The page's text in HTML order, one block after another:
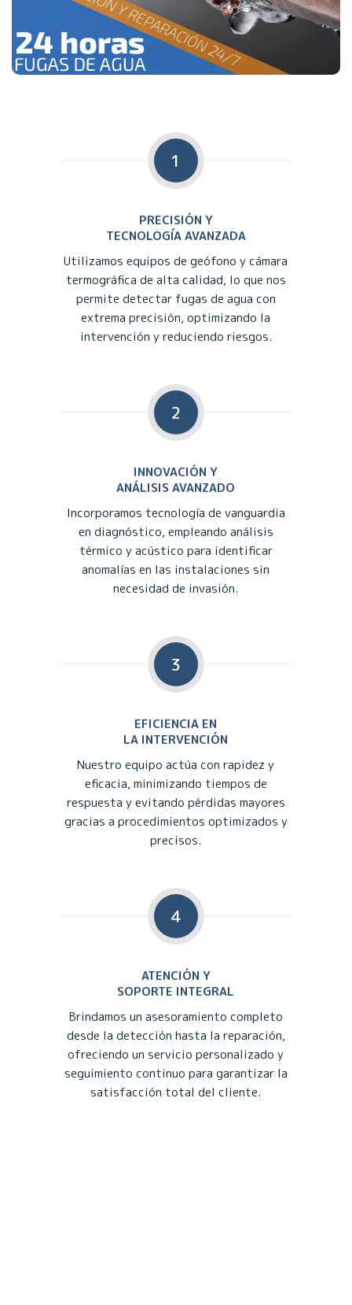
1
PRECISIÓN Y
TECNOLOGÍA AVANZADA
Utilizamos equipos de geófono y cámara
termográfica de alta calidad, lo que nos
permite detectar fugas de agua con
extrema precisión, optimizando la
intervención y reduciendo riesgos.
2
INNOVACIÓN Y
ANÁLISIS AVANZADO
Incorporamos tecnología de vanguardia
en diagnóstico, empleando análisis
térmico y acústico para identificar
anomalías en las instalaciones sin
necesidad de invasión.
3
EFICIENCIA EN
LA INTERVENCIÓN
Nuestro equipo actúa con rapidez y
eficacia, minimizando tiempos de
respuesta y evitando pérdidas mayores
gracias a procedimientos optimizados y
precisos.
4
ATENCIÓN Y
SOPORTE INTEGRAL
Brindamos un asesoramiento completo
desde la detección hasta la reparación,
ofreciendo un servicio personalizado y
seguimiento continuo para garantizar la
satisfacción total del cliente.